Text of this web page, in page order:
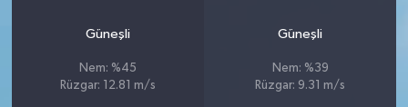
Güneşli
Nem: %45
Rüzgar: 12.81 m/s
Güneşli
Nem: %39
Rüzgar: 9.31 m/s